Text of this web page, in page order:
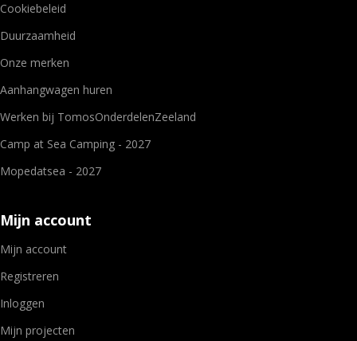
Cookiebeleid
Duurzaamheid
Onze merken
Aanhangwagen huren
Werken bij TomosOnderdelenZeeland
Camp at Sea Camping - 2027
Mopedatsea - 2027
Mijn account
Mijn account
Registreren
Inloggen
Mijn projecten